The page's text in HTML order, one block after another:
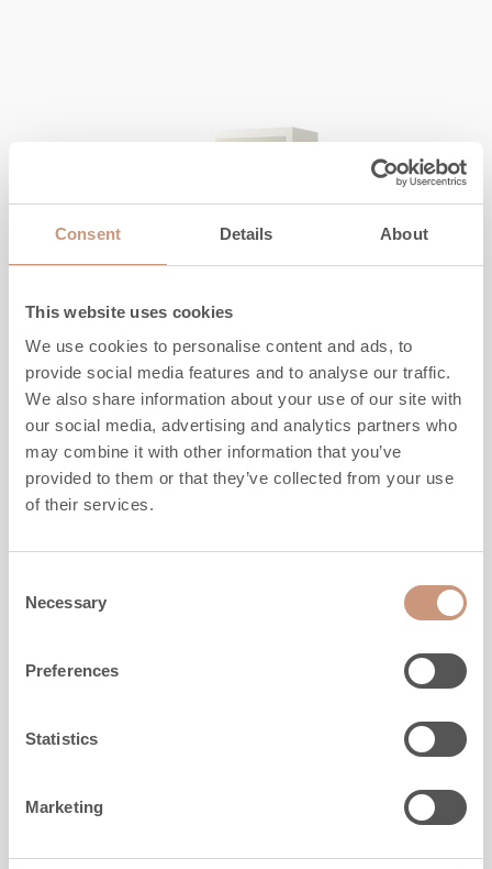
Consent Details About
This website uses cookies
We use cookies to personalise content and ads, to
provide social media features and to analyse our traffic.
We also share information about your use of our site with
our social media, advertising and analytics partners who
may combine it with other information that you’ve
provided to them or that they’ve collected from your use
of their services.
Selection
Necessary
Preferences
Statistics
Marketing
KERMANSAVI
Aava V2
Korkeus
950
kg
70m2